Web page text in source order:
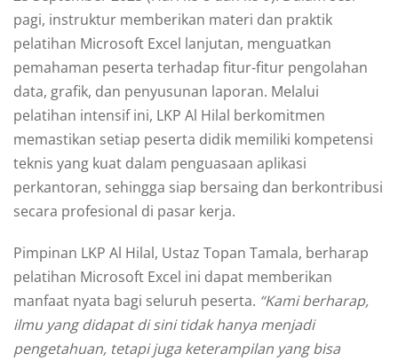
pagi, instruktur memberikan materi dan praktik
pelatihan Microsoft Excel lanjutan, menguatkan
pemahaman peserta terhadap fitur-fitur pengolahan
data, grafik, dan penyusunan laporan. Melalui
pelatihan intensif ini, LKP Al Hilal berkomitmen
memastikan setiap peserta didik memiliki kompetensi
teknis yang kuat dalam penguasaan aplikasi
perkantoran, sehingga siap bersaing dan berkontribusi
secara profesional di pasar kerja.
Pimpinan LKP Al Hilal, Ustaz Topan Tamala, berharap
pelatihan Microsoft Excel ini dapat memberikan
manfaat nyata bagi seluruh peserta. “Kami berharap,
ilmu yang didapat di sini tidak hanya menjadi
pengetahuan, tetapi juga keterampilan yang bisa